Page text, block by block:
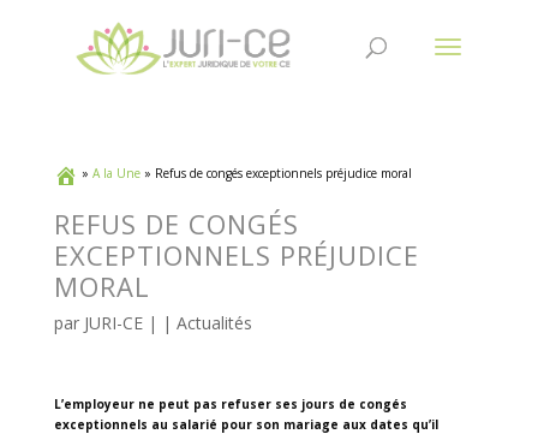
» A la Une» Refus de congés exceptionnels préjudice moral
REFUS DE CONGÉS
EXCEPTIONNELS PRÉJUDICE
MORAL
par JURI-CE| | Actualités
L’employeur ne peut pas refuser ses jours de congés
exceptionnels au salarié pour son mariage aux dates qu’il